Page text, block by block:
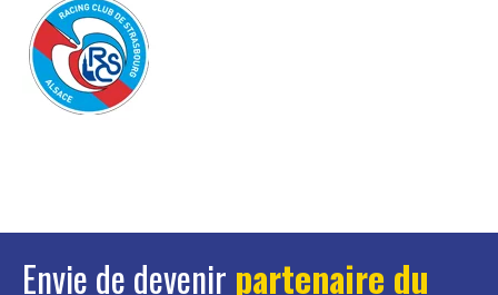
Envie de devenir partenaire du